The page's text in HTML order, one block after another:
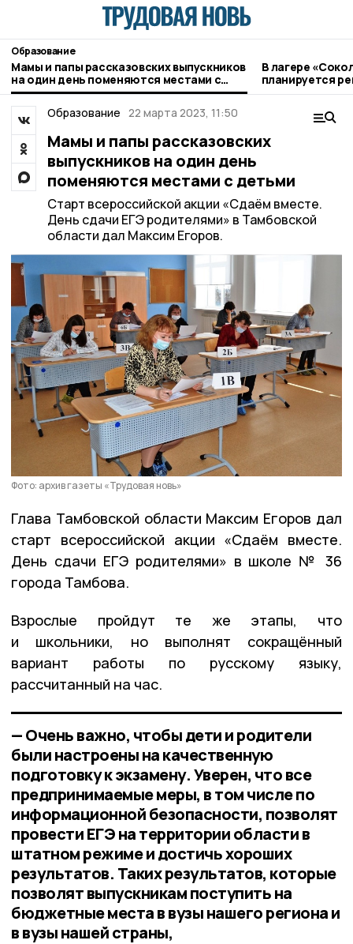
Образование
Мамы и папы рассказовских выпускников
на один день поменяются местами с
детьми
В лагере
планируется
Образование 22 марта 2023, 11:50
Мамы и папы рассказовских
выпускников на один день
поменяются местами с детьми
Старт всероссийской акции «Сдаём вместе.
День сдачи ЕГЭ родителями» в Тамбовской
области дал Максим Егоров.
Фото: архив газеты «Трудовая новь»
Глава Тамбовской области Максим Егоров дал
старт всероссийской акции «Сдаём вместе.
День сдачи ЕГЭ родителями» в школе № 36
города Тамбова.
Взрослые пройдут те же этапы, что
и школьники, но выполнят сокращённый
вариант работы по русскому языку,
рассчитанный на час.
— Очень важно, чтобы дети и родители
были настроены на качественную
подготовку к экзамену. Уверен, что все
предпринимаемые меры, в том числе по
информационной безопасности, позволят
провести ЕГЭ на территории области в
штатном режиме и достичь хороших
результатов. Таких результатов, которые
позволят выпускникам поступить на
бюджетные места в вузы нашего региона и
в вузы нашей страны,